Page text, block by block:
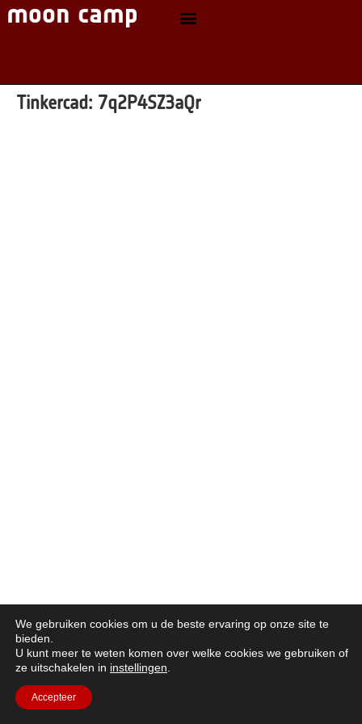
Tinkercad: 7q2P4SZ3aQr
We gebruiken cookies om u de beste ervaring op onze site te
bieden.
U kunt meer te weten komen over welke cookies we gebruiken of
ze uitschakelen in instellingen
Accepteer